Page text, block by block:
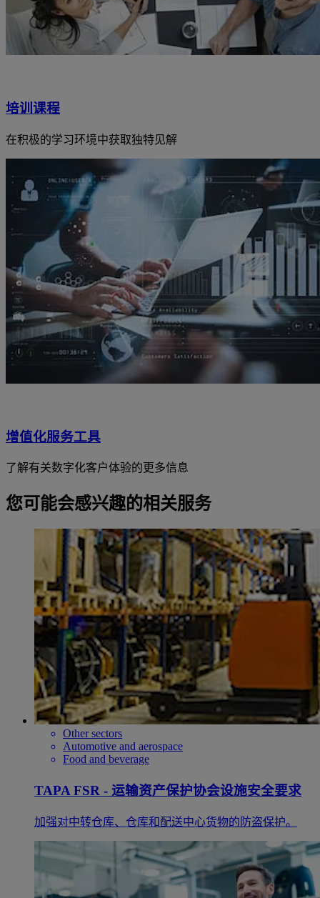
培训课程
在积极的学习环境中获取独特见解
增值化服务工具
了解有关数字化客户体验的更多信息
您可能会感兴趣的相关服务
Other sectors
Automotive and aerospace
Food and beverage
TAPA FSR - 运输资产保护协会设施安全要求
加强对中转仓库、仓库和配送中心货物的防盗保护。